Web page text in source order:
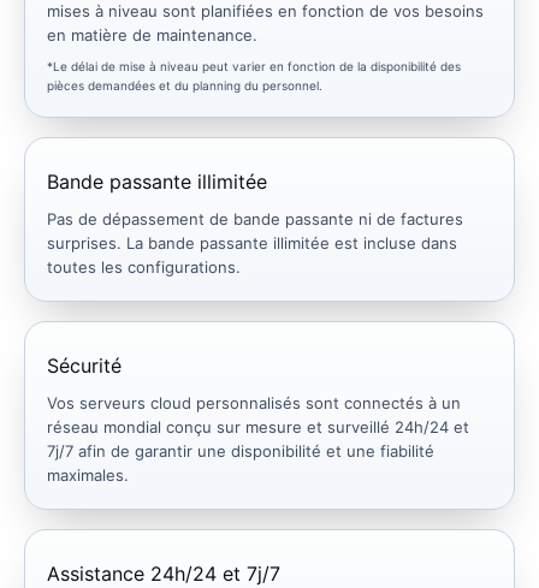
mises à niveau sont planifiées en fonction de vos besoins
en matière de maintenance.
*Le délai de mise à niveau peut varier en fonction de la disponibilité des
pièces demandées et du planning du personnel.
Bande passante illimitée
Pas de dépassement de bande passante ni de factures
surprises. La bande passante illimitée est incluse dans
toutes les configurations.
Sécurité
Vos serveurs cloud personnalisés sont connectés à un
réseau mondial conçu sur mesure et surveillé 24h/24 et
7j/7 afin de garantir une disponibilité et une fiabilité
maximales.
Assistance 24h/24 et 7j/7